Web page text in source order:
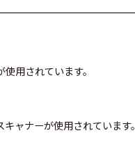
用されています。
ャナーが使用されています。